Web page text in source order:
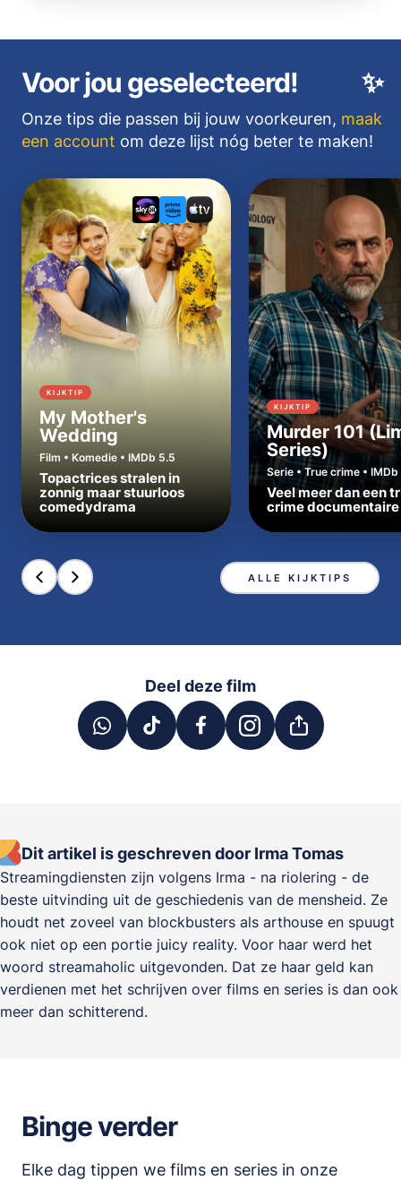
✨
Voor jou geselecteerd!
Onze tips die passen bij jouw voorkeuren, maak
een account om deze lijst nóg beter te maken!
KIJKTIP
My Mother's
Wedding
Film • Komedie • IMDb 5.5
Topactrices stralen in
zonnig maar stuurloos
comedydrama
KIJKTIP
Murder 101
Series)
Serie • True crime • IMDb
Veel meer dan een
crime documentaire
ALLE KIJKTIPS
Deel deze film
Dit artikel is geschreven door Irma Tomas
Streamingdiensten zijn volgens Irma - na riolering - de
beste uitvinding uit de geschiedenis van de mensheid. Ze
houdt net zoveel van blockbusters als arthouse en spuugt
ook niet op een portie juicy reality. Voor haar werd het
woord streamaholic uitgevonden. Dat ze haar geld kan
verdienen met het schrijven over films en series is dan ook
meer dan schitterend.
Binge verder
Elke dag tippen we films en series in onze